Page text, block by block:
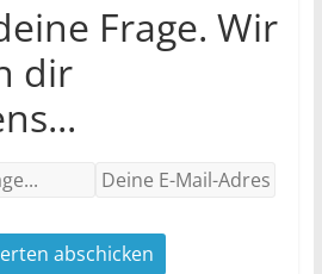
Frage. Wir
dir
abschicken